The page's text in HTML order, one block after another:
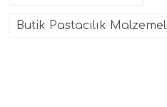
Butik Pastacılık